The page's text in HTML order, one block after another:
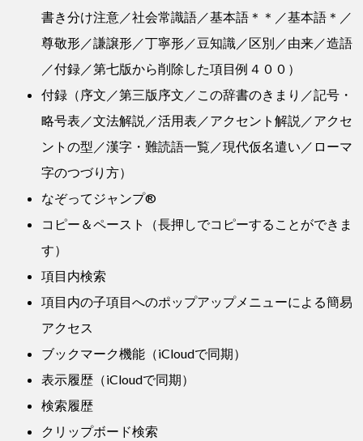
書き分け注意／社会常識語／基本語＊＊／基本語＊／
尊敬形／謙譲形／丁寧形／豆知識／区別／由来／造語
／付録／第七版から削除した項目例４００）
付録（序文／第三版序文／この辞書のきまり／記号・
略号表／文法解説／活用表／アクセント解説／アクセ
ントの型／漢字・難読語一覧／現代仮名遣い／ローマ
字のつづり方）
なぞってジャンプ®
コピー＆ペースト（長押しでコピーすることができま
す）
項目内検索
項目内の子項目へのポップアップメニューによる簡易
アクセス
ブックマーク機能（iCloudで同期）
表示履歴（iCloudで同期）
検索履歴
クリップボード検索